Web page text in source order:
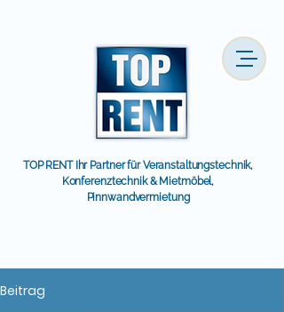
TOP RENT Ihr Partner für Veranstaltungstechnik,
Konferenztechnik & Mietmöbel,
Pinnwandvermietung
Beitrag